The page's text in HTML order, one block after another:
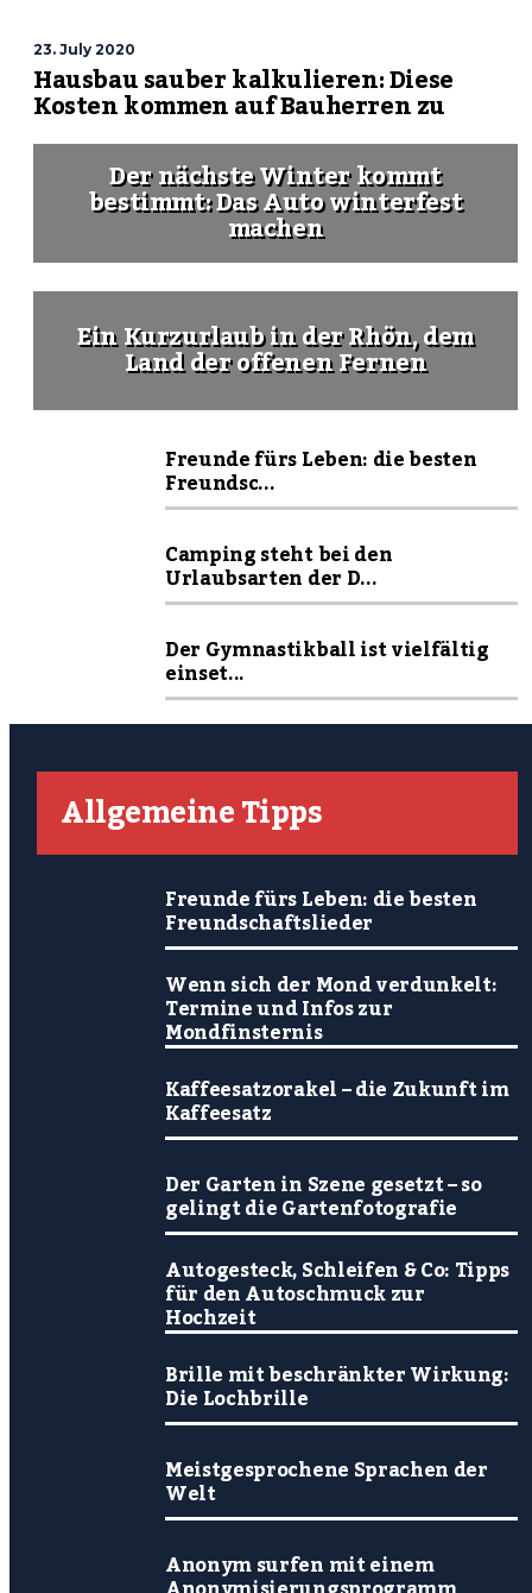
23. July 2020
Hausbau sauber kalkulieren: Diese
Kosten kommen auf Bauherren zu
Der nächste Winter kommt
bestimmt: Das Auto winterfest
machen
Ein Kurzurlaub in der Rhön, dem
Land der offenen Fernen
Freunde fürs Leben: die besten
Freundsc...
Camping steht bei den
Urlaubsarten der D...
Der Gymnastikball ist vielfältig
einset...
Allgemeine Tipps
Freunde fürs Leben: die besten
Freundschaftslieder
Wenn sich der Mond verdunkelt:
Termine und Infos zur
Mondfinsternis
Kaffeesatzorakel – die Zukunft im
Kaffeesatz
Der Garten in Szene gesetzt – so
gelingt die Gartenfotografie
Autogesteck, Schleifen & Co: Tipps
für den Autoschmuck zur
Hochzeit
Brille mit beschränkter Wirkung:
Die Lochbrille
Meistgesprochene Sprachen der
Welt
Anonym surfen mit einem